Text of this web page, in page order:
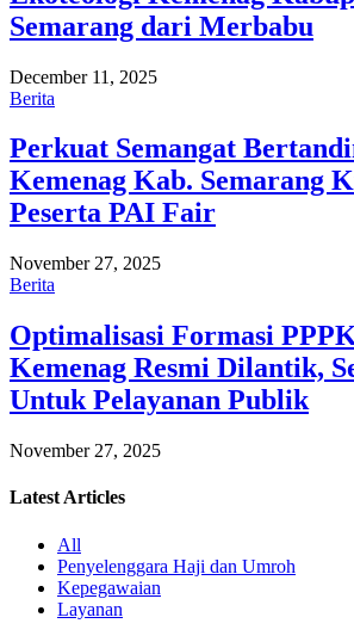
Semarang dari Merbabu
December 11, 2025
Berita
Perkuat Semangat
Kemenag Kab. Semarang
Peserta PAI Fair
November 27, 2025
Berita
Optimalisasi Formasi
Kemenag Resmi Dilantik,
Untuk Pelayanan Publik
November 27, 2025
Latest Articles
All
Penyelenggara Haji dan Umroh
Kepegawaian
Layanan